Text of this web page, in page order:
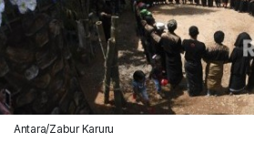
Antara/Zabur Karuru